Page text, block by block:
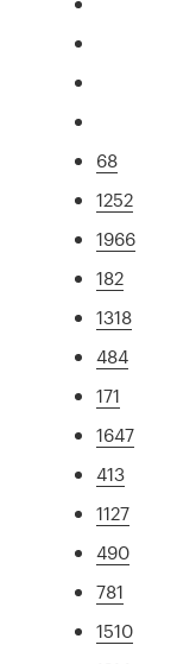
68
1252
1966
182
1318
484
171
1647
413
1127
490
781
1510